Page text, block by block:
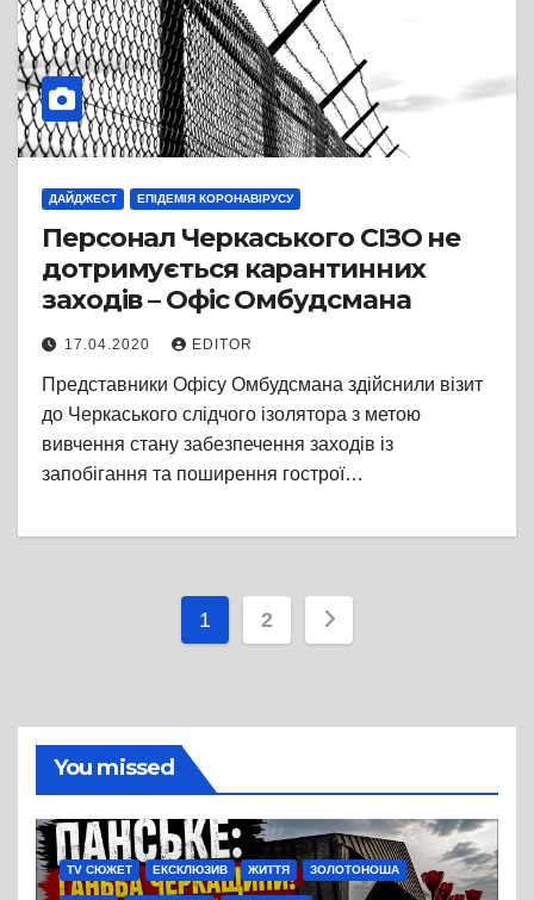
ДАЙДЖЕСТ ЕПІДЕМІЯ КОРОНАВІРУСУ
Персонал Черкаського СІЗО не
дотримується карантинних
заходів – Офіс Омбудсмана
17.04.2020 EDITOR
Представники Офісу Омбудсмана здійснили візит
до Черкаського слідчого ізолятора з метою
вивчення стану забезпечення заходів із
запобігання та поширення гострої…
Пагінація
1 2
You missed
TV СЮЖЕТ ЕКСКЛЮЗИВ ЖИТТЯ ЗОЛОТОНОША